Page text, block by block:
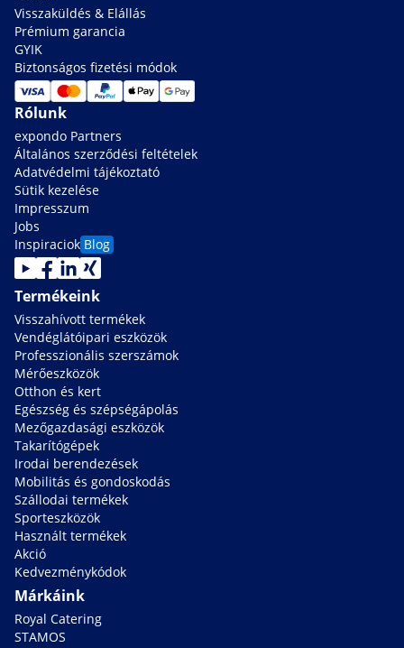
Visszaküldés & Elállás
Prémium garancia
GYIK
Biztonságos fizetési módok
Rólunk
expondo Partners
Általános szerződési feltételek
Adatvédelmi tájékoztató
Sütik kezelése
Impresszum
Jobs
Inspiraciok Blog
Termékeink
Visszahívott termékek
Vendéglátóipari eszközök
Professzionális szerszámok
Mérőeszközök
Otthon és kert
Egészség és szépségápolás
Mezőgazdasági eszközök
Takarítógépek
Irodai berendezések
Mobilitás és gondoskodás
Szállodai termékek
Sporteszközök
Használt termékek
Akció
Kedvezménykódok
Márkáink
Royal Catering
STAMOS